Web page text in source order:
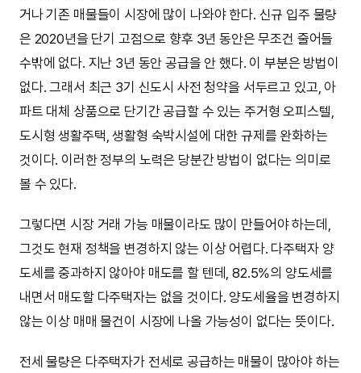
거나 기존 매물들이 시장에 많이 나와야 한다. 신규 입주 물량
은 2020년을 단기 고점으로 향후 3년 동안은 무조건 줄어들
수밖에 없다. 지난 3년 동안 공급을 안 했다. 이 부분은 방법이
없다. 그래서 최근 3기 신도시 사전 청약을 서두르고 있고, 아
파트 대체 상품으로 단기간 공급할 수 있는 주거형 오피스텔,
도시형 생활주택, 생활형 숙박시설에 대한 규제를 완화하는
것이다. 이러한 정부의 노력은 당분간 방법이 없다는 의미로
볼 수 있다.
그렇다면 시장 거래 가능 매물이라도 많이 만들어야 하는데,
그것도 현재 정책을 변경하지 않는 이상 어렵다. 다주택자 양
도세를 중과하지 않아야 매도를 할 텐데, 82.5%의 양도세를
내면서 매도할 다주택자는 없을 것이다. 양도세율을 변경하지
않는 이상 매매 물건이 시장에 나올 가능성이 없다는 뜻이다.
전세 물량은 다주택자가 전세로 공급하는 매물이 많아야 하는